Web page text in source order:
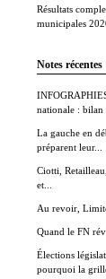
Résultats
municipales
Notes récentes
nationale : bilan
La gauche en
préparent leur...
Ciotti,
et...
Au revoir,
Quand le FN
Élections
pourquoi la